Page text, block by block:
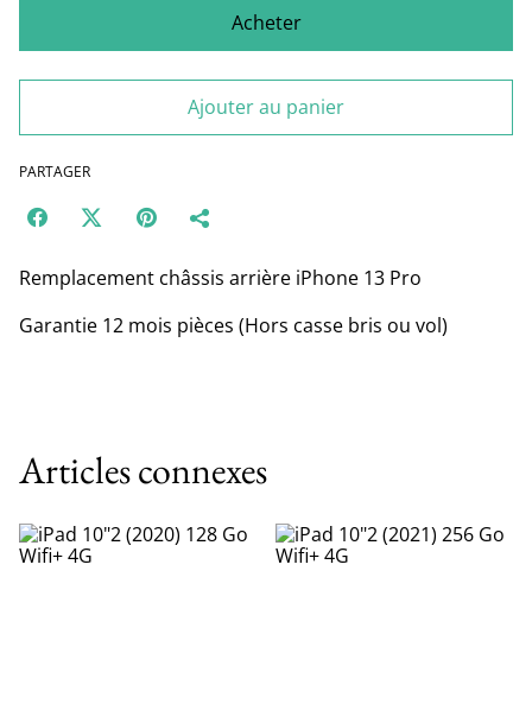
Acheter
Ajouter au panier
PARTAGER
Remplacement châssis arrière iPhone 13 Pro
Garantie 12 mois pièces (Hors casse bris ou vol)
Articles connexes